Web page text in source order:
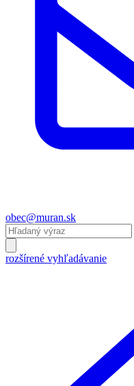
obec@muran.sk
rozšírené vyhľadávanie